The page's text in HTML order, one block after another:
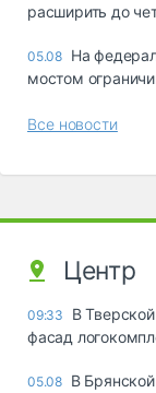
расширить до
05.08 На
мостом
Все новости
Центр
09:33
В
фасад
05.08 В